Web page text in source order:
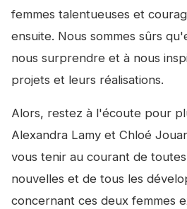
femmes talentueuses et
ensuite. Nous sommes sûrs
nous surprendre et à nous
projets et leurs réalisations.
Alors, restez à l'écoute pour
Alexandra Lamy et Chloé
vous tenir au courant de
nouvelles et de tous les
concernant ces deux femmes